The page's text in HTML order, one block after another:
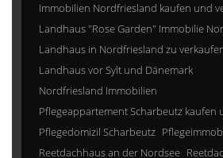
Immobilien Nordfriesland kaufen und
Landhaus "Rose Garden" Immobilie
Landhaus in Nordfriesland zu
Landhaus vor Sylt und Dänemark
Nordfriesland Immobilien
Pflegeappartement Scharbeutz kaufen
Pflegedomizil Scharbeutz
Reetdachhaus an der Nordsee